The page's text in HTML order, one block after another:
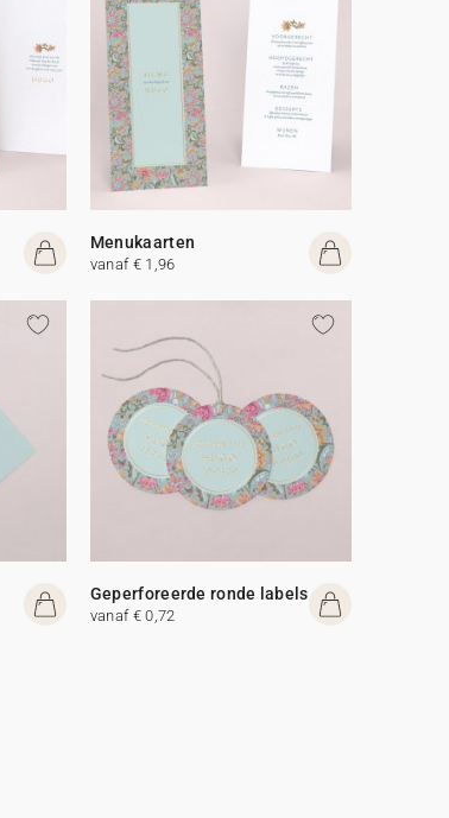
Menukaarten
vanaf € 1,96
Geperforeerde ronde labels
vanaf € 0,72